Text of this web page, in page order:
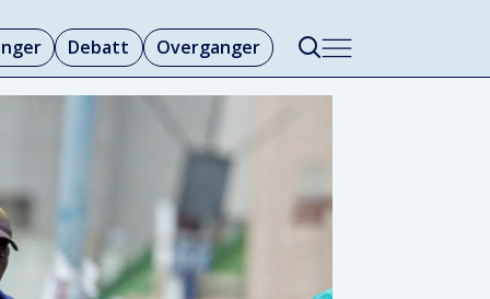
Debatt Overganger